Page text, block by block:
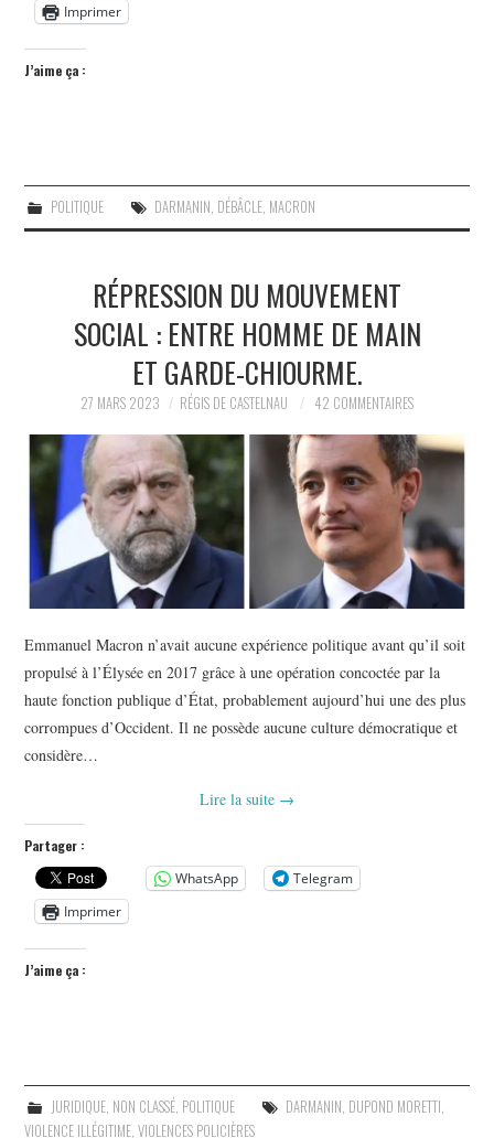
Imprimer
J’aime ça :
POLITIQUE DARMANIN, DÉBÂCLE, MACRON
RÉPRESSION DU MOUVEMENT
SOCIAL : ENTRE HOMME DE MAIN
ET GARDE-CHIOURME.
27 MARS 2023 RÉGIS DE CASTELNAU 42 COMMENTAIRES
Emmanuel Macron n’avait aucune expérience politique avant qu’il soit
propulsé à l’Élysée en 2017 grâce à une opération concoctée par la
haute fonction publique d’État, probablement aujourd’hui une des plus
corrompues d’Occident. Il ne possède aucune culture démocratique et
considère…
Lire la suite →
Partager :
WhatsApp
Telegram
Imprimer
J’aime ça :
JURIDIQUE, NON CLASSÉ, POLITIQUE DARMANIN, DUPOND MORETTI,
VIOLENCE ILLÉGITIME,VIOLENCES POLICIÈRES